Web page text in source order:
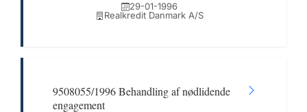
29-01-1996
Realkredit Danmark A/S
9508055/1996 Behandling af nødlidende
engagement